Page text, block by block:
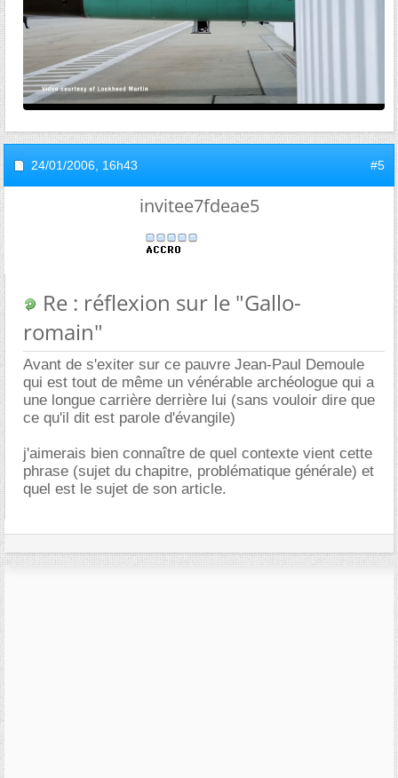
24/01/2006, 16h43 #5
invitee7fdeae5
Re : réflexion sur le "Gallo-
romain"
Avant de s'exiter sur ce pauvre Jean-Paul Demoule
qui est tout de même un vénérable archéologue qui a
une longue carrière derrière lui (sans vouloir dire que
ce qu'il dit est parole d'évangile)
j'aimerais bien connaître de quel contexte vient cette
phrase (sujet du chapitre, problématique générale) et
quel est le sujet de son article.